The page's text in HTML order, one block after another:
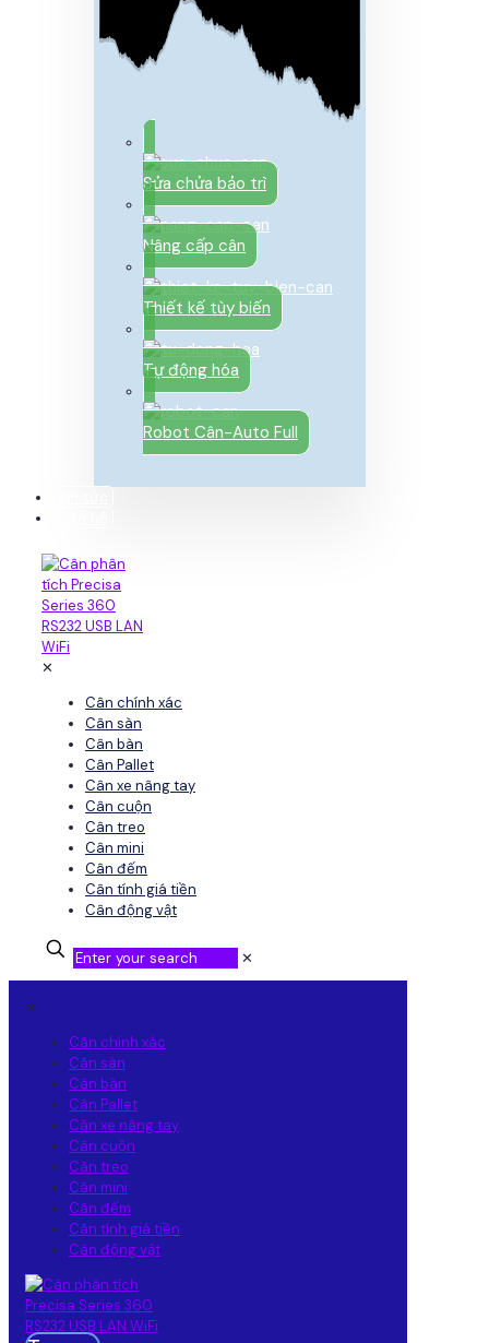
Sửa chửa bảo trì
Nâng cấp cân
Thiết kế tùy biến
Tự động hóa
Robot Cân-Auto Full
✕
Cân chính xác
Cân sàn
Cân bàn
Cân Pallet
Cân xe nâng tay
Cân cuộn
Cân treo
Cân mini
Cân đếm
Cân tính giá tiền
Cân động vật
✕
✕
Cân chính xác
Cân sàn
Cân bàn
Cân Pallet
Cân xe nâng tay
Cân cuộn
Cân treo
Cân mini
Cân đếm
Cân tính giá tiền
Cân động vật